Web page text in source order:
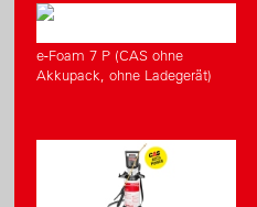
e-Foam 7 P (CAS ohne
Akkupack, ohne Ladegerät)